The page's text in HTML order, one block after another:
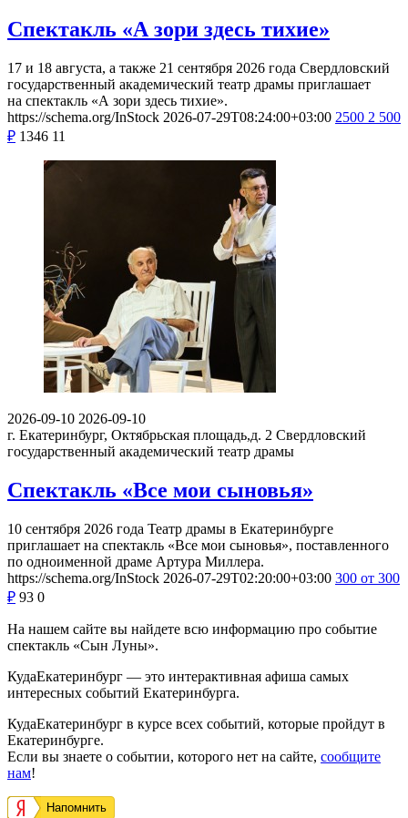
Спектакль «А зори здесь тихие»
17 и 18 августа, а также 21 сентября 2026 года Свердловский
государственный академический театр драмы приглашает
на спектакль «А зори здесь тихие».
https://schema.org/InStock 2026-07-29T08:24:00+03:00 2500 2 500
₽ 1346 11
2026-09-10 2026-09-10
г. Екатеринбург, Октябрьская площадь,д. 2 Свердловский
государственный академический театр драмы
Спектакль «Все мои сыновья»
10 сентября 2026 года Театр драмы в Екатеринбурге
приглашает на спектакль «Все мои сыновья», поставленного
по одноименной драме Артура Миллера.
https://schema.org/InStock 2026-07-29T02:20:00+03:00 300 от 300
₽ 93 0
На нашем сайте вы найдете всю информацию про событие
спектакль «Сын Луны».
КудаЕкатеринбург — это интерактивная афиша самых
интересных событий Екатеринбурга.
КудаЕкатеринбург в курсе всех событий, которые пройдут в
Екатеринбурге.
Если вы знаете о событии, которого нет на сайте, сообщите
нам!
Напомнить